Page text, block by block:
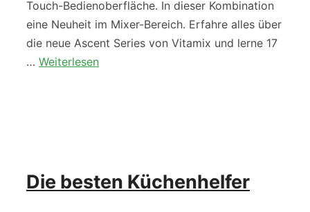
Touch-Bedienoberfläche. In dieser Kombination
eine Neuheit im Mixer-Bereich. Erfahre alles über
die neue Ascent Series von Vitamix und lerne 17
… Weiterlesen
Die besten Küchenhelfer